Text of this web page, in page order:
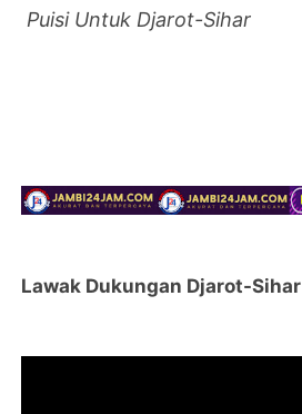
Puisi Untuk Djarot-Sihar
Lawak Dukungan Djarot-Sihar